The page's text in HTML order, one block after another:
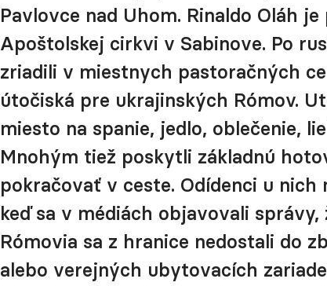
Pavlovce nad Uhom. Rinaldo Oláh
Apoštolskej cirkvi v Sabinove. Po
zriadili v miestnych pastoračných
útočiská pre ukrajinských Rómov.
miesto na spanie, jedlo, oblečenie,
Mnohým tiež poskytli základnú
pokračovať v ceste. Odídenci u nich
keď sa v médiách objavovali
Rómovia sa z hranice nedostali do
alebo verejných ubytovacích